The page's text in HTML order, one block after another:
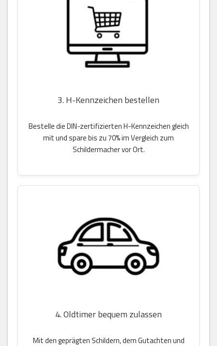
3. H-Kennzeichen bestellen
Bestelle die DIN-zertifizierten H-Kennzeichen gleich
mit und spare bis zu 70% im Vergleich zum
Schildermacher vor Ort.
4. Oldtimer bequem zulassen
Mit den geprägten Schildern, dem Gutachten und